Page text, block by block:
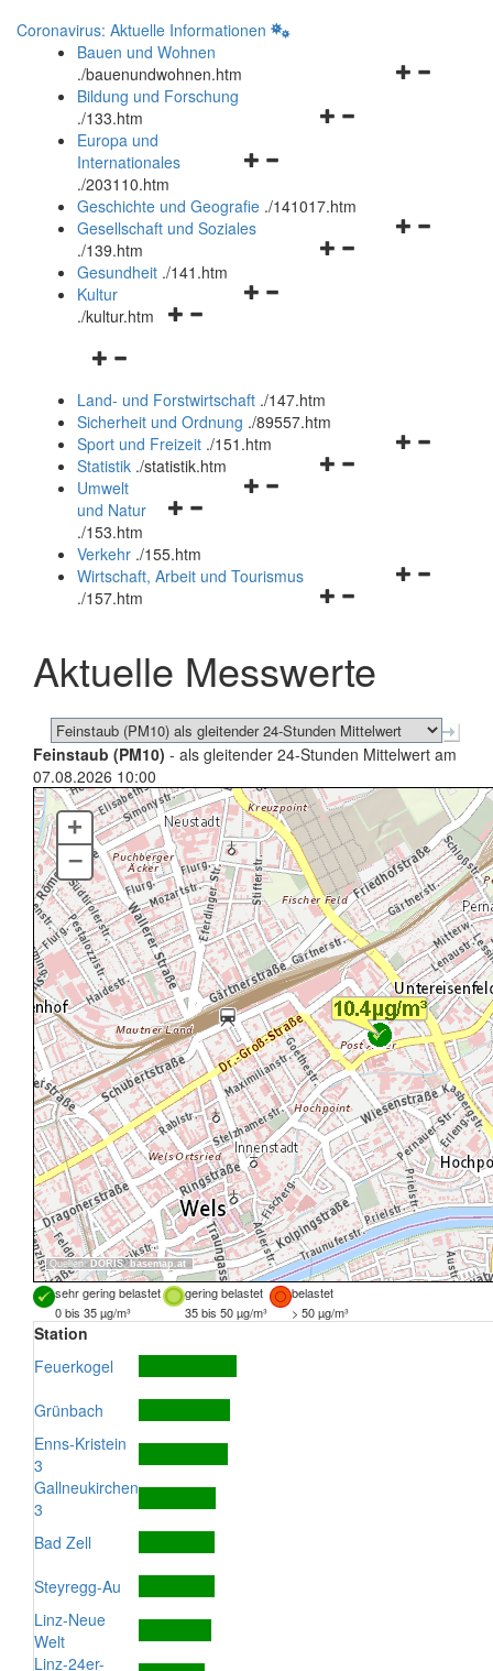
Coronavirus: Aktuelle Informationen
Bauen und Wohnen
./bauenundwohnen.htm
Navigationsmenü
Bildung und Forschung
./133.htm
Navigationsmenü
und
schließen
Europa und
Internationales
./203110.htm
Geschichte und Geografie ./141017.htm
Navigationsmenü
Gesellschaft und Soziales
./139.htm
Navigationsmenü
Gesundheit ./141.htm
Navigationsmenü
Kultur
./kultur.htm
Navigationsmenü
und
schließen
Land- und Forstwirtschaft ./147.htm
Sicherheit und Ordnung ./89557.htm
Navigationsmenü
Sport und Freizeit ./151.htm
Navigationsmenü
Statistik ./statistik.htm
Navigationsmenü
und
schließen
Umwelt
und Natur
./153.htm
Verkehr ./155.htm
Navigationsmenü
schließen
Wirtschaft, Arbeit und Tourismus
./157.htm
Aktuelle Messwerte
Feinstaub (PM10) - als gleitender 24-Stunden Mittelwert am
07.08.2026 10:00
Quellen: DORIS, basemap.at
+
–
sehr gering belastet gering belastet
belastet
0 bis 35 µg/m³
35 bis 50 µg/m³ > 50 µg/m³
Station
Feuerkogel
Grünbach
Enns-Kristein
3
Gallneukirchen
3
Bad Zell
Steyregg-Au
Linz-Neue
Welt
Linz-24er-